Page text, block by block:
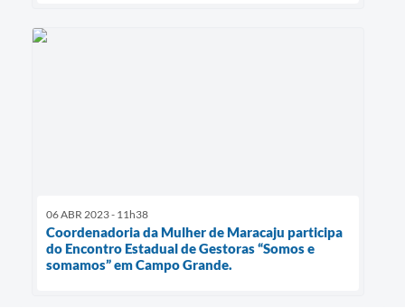
06 ABR 2023 - 11h38
Coordenadoria da Mulher de Maracaju participa
do Encontro Estadual de Gestoras “Somos e
somamos” em Campo Grande.